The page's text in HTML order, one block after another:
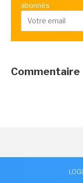
abonnés
Commentaire